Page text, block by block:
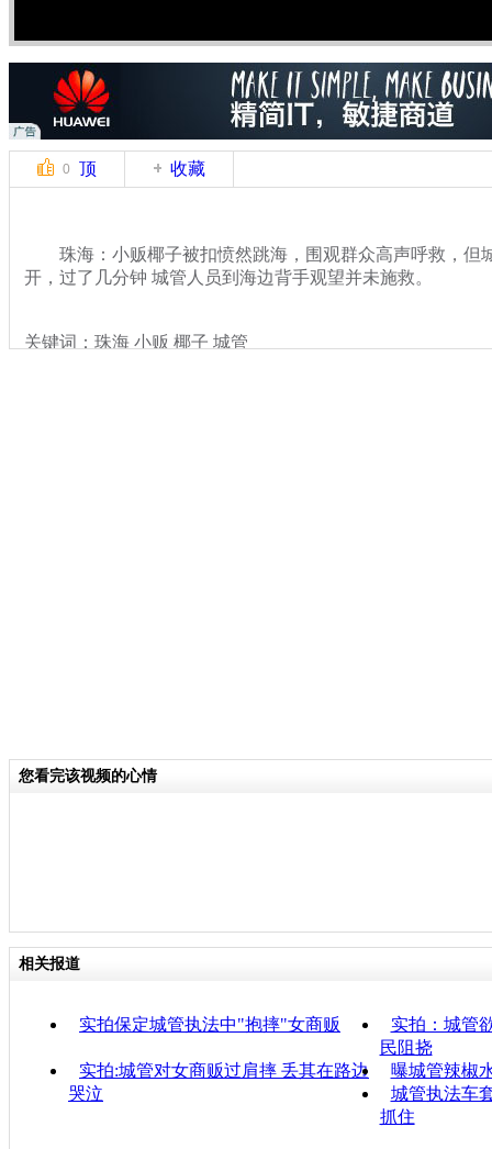
0 顶 收藏
珠海：小贩椰子被扣愤然跳海，围观群众高声呼救，但
开，过了几分钟 城管人员到海边背手观望并未施救。
关键词：珠海 小贩 椰子 城管
您看完该视频的心情
相关报道
实拍保定城管执法中"抱摔"女商贩
实拍：城管
民阻挠
实拍:城管对女商贩过肩摔 丢其在路边
哭泣
曝城管辣椒
城管执法车
抓住